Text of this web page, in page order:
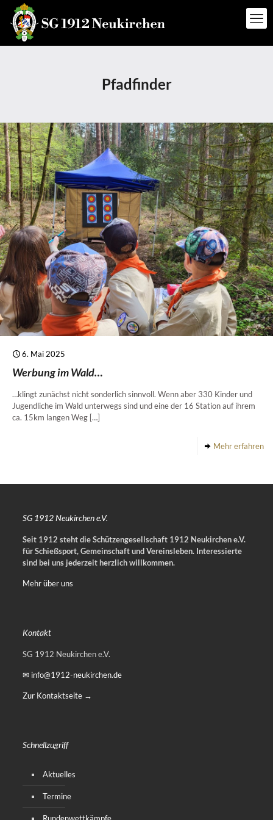
Pfadfinder
6. Mai 2025
Werbung im Wald…
…klingt zunächst nicht sonderlich sinnvoll. Wenn aber 330 Kinder und
Jugendliche im Wald unterwegs sind und eine der 16 Station auf ihrem
ca. 15km langen Weg […]
Mehr erfahren
SG 1912 Neukirchen e.V.
Seit 1912 steht die Schützengesellschaft 1912 Neukirchen e.V.
für Schießsport, Gemeinschaft und Vereinsleben. Interessierte
sind bei uns jederzeit herzlich willkommen.
Mehr über uns
Kontakt
SG 1912 Neukirchen e.V.
✉ info@1912-neukirchen.de
Zur Kontaktseite →
Schnellzugriff
Aktuelles
Termine